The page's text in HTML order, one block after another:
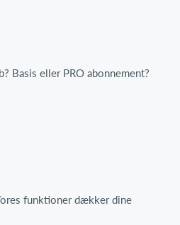
Basis eller PRO abonnement?
funktioner dækker dine